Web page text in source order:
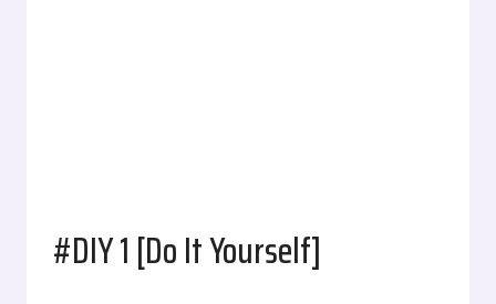
#DIY 1 [Do It Yourself]